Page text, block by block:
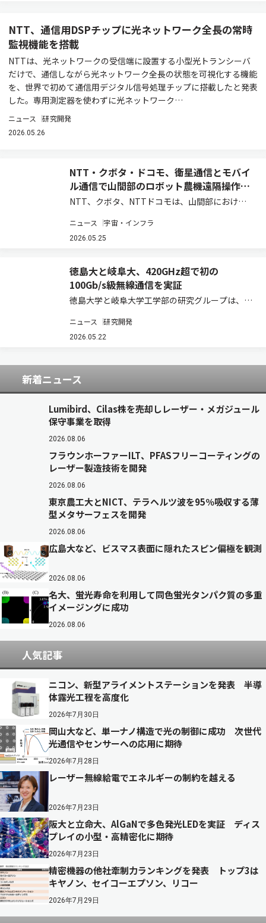
NTT、通信用DSPチップに光ネットワーク全長の常時
監視機能を搭載
NTTは、光ネットワークの受信端に設置する小型光トランシーバ
だけで、通信しながら光ネットワーク全長の状態を可視化する機能
を、世界で初めて通信用デジタル信号処理チップに搭載したと発表
した。専用測定器を使わずに光ネットワーク…
ニュース 研究開発
2026.05.26
NTT・クボタ・ドコモ、衛星通信とモバイ
ル通信で山間部のロボット農機遠隔操作を
実証
NTT、クボタ、NTTドコモは、山間部における
化と映像伝送の継続性を実現する共同実証実験を
実施し、モバイル通信と衛星通信を組み合わせた
ニュース 宇宙・インフラ
2026.05.25
徳島大と岐阜大、420GHz超で初の
100Gb/s級無線通信を実証
徳島大学と岐阜大学工学部の研究グループは、光
ツ波生成と多値変調技術を組み合わせたマイクロ
光コム駆動型テラヘルツ通信システムを開発した
ニュース 研究開発
2026.05.22
新着ニュース
Lumibird、Cilas株を売却しレーザー・メガジュール
保守事業を取得
2026.08.06
フラウンホーファーILT、PFASフリーコーティングの
レーザー製造技術を開発
2026.08.06
東京農工大とNICT、テラヘルツ波を95％吸収する薄
型メタサーフェスを開発
2026.08.06
広島大など、ビスマス表面に隠れたスピン偏極を観測
2026.08.06
名大、蛍光寿命を利用して同色蛍光タンパク質の多重
イメージングに成功
2026.08.06
人気記事
ニコン、新型アライメントステーションを発表 半導
体露光工程を高度化
2026年7月30日
岡山大など、単一ナノ構造で光の制御に成功 次世代
光通信やセンサーへの応用に期待
2026年7月28日
レーザー無線給電でエネルギーの制約を越える
2026年7月23日
阪大と立命大、AlGaNで多色発光LEDを実証 ディス
プレイの小型・高精密化に期待
2026年7月23日
精密機器の他社牽制力ランキングを発表 トップ3は
キヤノン、セイコーエプソン、リコー
2026年7月29日